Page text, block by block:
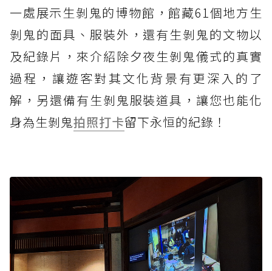
一處展示生剝鬼的博物館，館藏61個地方生
剝鬼的面具、服裝外，還有生剝鬼的文物以
及紀錄片，來介紹除夕夜生剝鬼儀式的真實
過程，讓遊客對其文化背景有更深入的了
解，另還備有生剝鬼服裝道具，讓您也能化
身為生剝鬼拍照打卡留下永恒的紀錄！